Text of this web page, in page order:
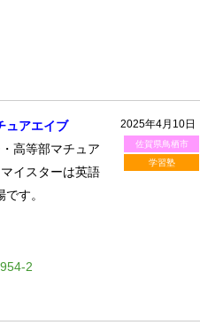
2025年4月10日
佐賀県鳥栖市
学習塾
ュアエイブ
高等部マチュア
イスターは英語
す。
2